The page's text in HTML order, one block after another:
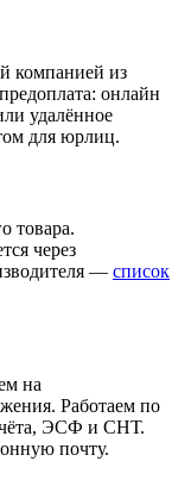
компанией из
онлайн
удалённое
для юрлиц.
товара.
через
— список
на
Работаем по
ЭСФ и СНТ.
почту.